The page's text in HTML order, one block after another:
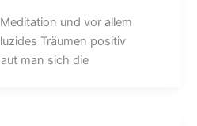
und vor allem
Träumen positiv
man sich die